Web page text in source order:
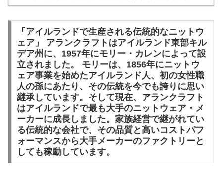
「アイルランドで生産される伝統的なニットウ
ェア」 アランクラフトはアイルランド東部キル
デア州に、1957年にモリー・カレンによって設
立されました。 モリーは、1856年にニットウ
ェア事業を始めたアイルランド人、初の女性職
人の孫にあたり、その伝統を今でも誇りに思い
継承しています。そして現在、アランクラフト
はアイルランドで最も大手のニットウェア・メ
ーカーに成長しました。家族経営で継がれてい
る伝統的な会社で、その品質と高いコストパフ
ォーマンスから大手メーカーのファクトリーと
しても稼動しています。